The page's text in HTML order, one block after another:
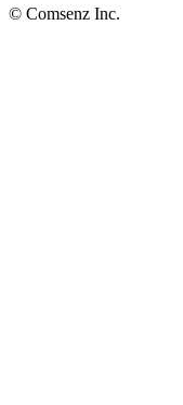
© Comsenz Inc.